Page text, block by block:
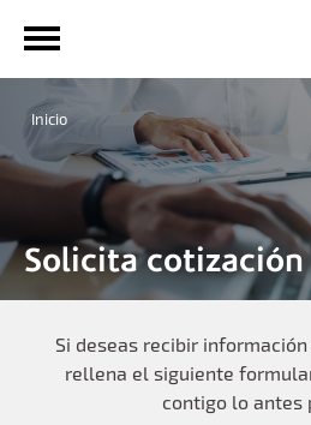
Inicio
Solicita cotización
Si deseas recibir
rellena el siguiente
contigo lo antes